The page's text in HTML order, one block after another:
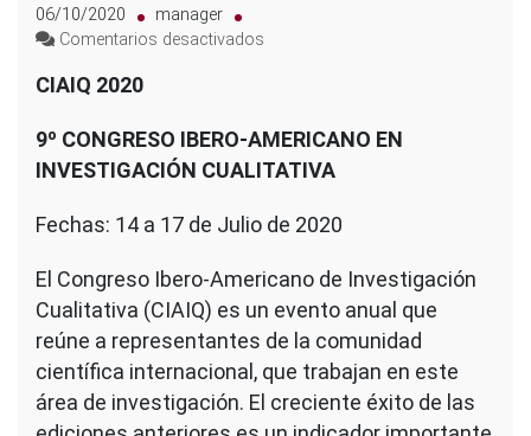
06/10/2020
manager
Comentarios desactivados
CIAIQ 2020
9º CONGRESO IBERO-AMERICANO EN
INVESTIGACIÓN CUALITATIVA
Fechas: 14 a 17 de Julio de 2020
El Congreso Ibero-Americano de Investigación
Cualitativa (CIAIQ) es un evento anual que
reúne a representantes de la comunidad
científica internacional, que trabajan en este
área de investigación. El creciente éxito de las